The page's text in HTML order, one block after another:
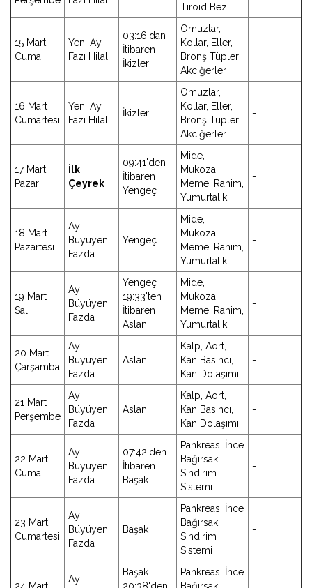
Tiroid Bezi
15 Mart
Cuma
Yeni Ay
Fazı Hilal
03:16'dan
İtibaren
İkizler
Omuzlar,
Kollar, Eller,
Bronş Tüpleri,
Akciğerler
-
16 Mart
Cumartesi
Yeni Ay
Fazı Hilal
İkizler
Omuzlar,
Kollar, Eller,
Bronş Tüpleri,
Akciğerler
-
17 Mart
Pazar
İlk
Çeyrek
09:41'den
İtibaren
Yengeç
Mide,
Mukoza,
Meme, Rahim,
Yumurtalık
-
18 Mart
Pazartesi
Ay
Büyüyen
Fazda
Yengeç
Mide,
Mukoza,
Meme, Rahim,
Yumurtalık
-
19 Mart
Salı
Ay
Büyüyen
Fazda
Yengeç
19:33'ten
İtibaren
Aslan
Mide,
Mukoza,
Meme, Rahim,
Yumurtalık
-
20 Mart
Çarşamba
Ay
Büyüyen
Fazda
Aslan
Kalp, Aort,
Kan Basıncı,
Kan Dolaşımı
-
21 Mart
Perşembe
Ay
Büyüyen
Fazda
Aslan
Kalp, Aort,
Kan Basıncı,
Kan Dolaşımı
-
22 Mart
Cuma
Ay
Büyüyen
Fazda
07:42'den
İtibaren
Başak
Pankreas, İnce
Bağırsak,
Sindirim
Sistemi
-
23 Mart
Cumartesi
Ay
Büyüyen
Fazda
Başak
Pankreas, İnce
Bağırsak,
Sindirim
Sistemi
-
Ay
Başak
Pankreas, İnce